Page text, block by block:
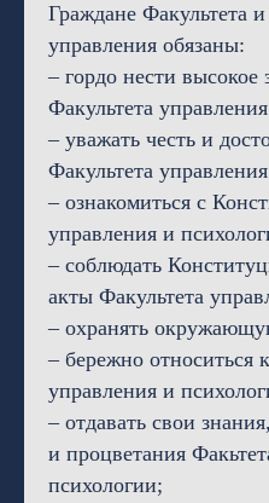
Граждане Факультета
управления обязаны:
– гордо нести высокое
Факультета
– уважать честь и
Факультета
– ознакомиться с
управления и
– соблюдать
акты Факультета
– охранять
– бережно относиться
управления и
– отдавать свои
и процветания
психологии;